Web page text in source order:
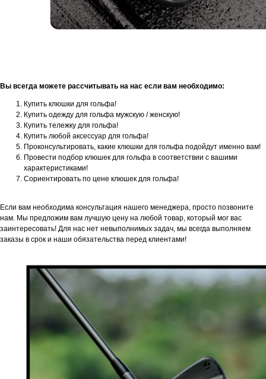
Вы всегда можете рассчитывать на нас если вам необходимо:
Купить клюшки для гольфа!
Купить одежду для гольфа мужскую / женскую!
Купить тележку для гольфа!
Купить любой аксессуар для гольфа!
Проконсультировать, какие клюшки для гольфа подойдут именно вам!
Провести подбор клюшек для гольфа в соответствии с вашими
характеристиками!
Сориентировать по цене клюшек для гольфа!
Если вам необходима консультация нашего менеджера, просто позвоните
нам. Мы предложим вам лучшую цену на любой товар, который мог вас
заинтересовать! Для нас нет невыполнимых задач, мы всегда выполняем
заказы в срок и наши обязательства перед клиентами!